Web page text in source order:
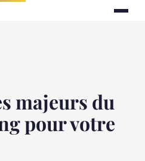
majeurs du
pour votre